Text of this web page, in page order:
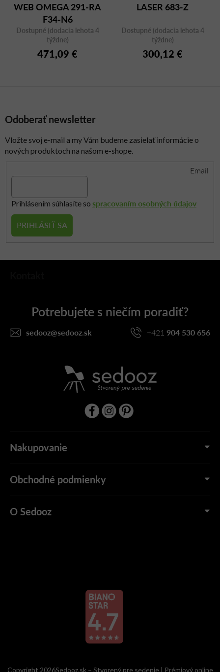
WEB OMEGA 291-RA
F34-N6
Dostupné (dodacia lehota 4
týždne)
471,09 €
LASER 683-Z
Dostupné (dodacia lehota 4
týždne)
300,12 €
Odoberať newsletter
Vložte svoj e-mail a my Vám budeme zasielať informácie o
nových produktoch na našom e-shope.
Email
Prihlásením súhlasíte so spracovaním osobných údajov
PRIHLÁSIŤ SA
Z
sedooz@sedooz.sk +421 904 530 656
Nakupovanie
Obchodné podmienky
O Sedooz
Copyright 2026Sedooz.sk – Stvorený pre sedenie | Prémiový online